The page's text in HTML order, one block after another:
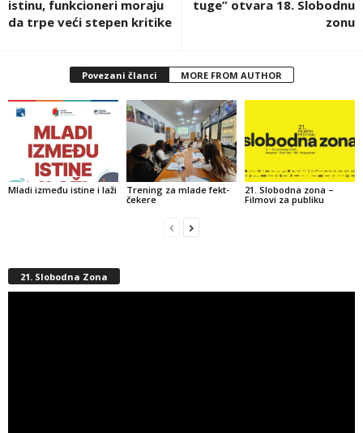
istinu, funkcioneri moraju
da trpe veći stepen kritike
tuge” otvara 18. Slobodnu
zonu
Povezani članci MORE FROM AUTHOR
Mladi između istine i laži
Trening za mlade fekt-
čekere
21. Slobodna zona –
Filmovi za publiku
21. Slobodna Zona